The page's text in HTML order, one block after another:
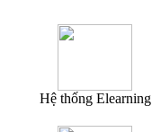
Hệ thống Elearning